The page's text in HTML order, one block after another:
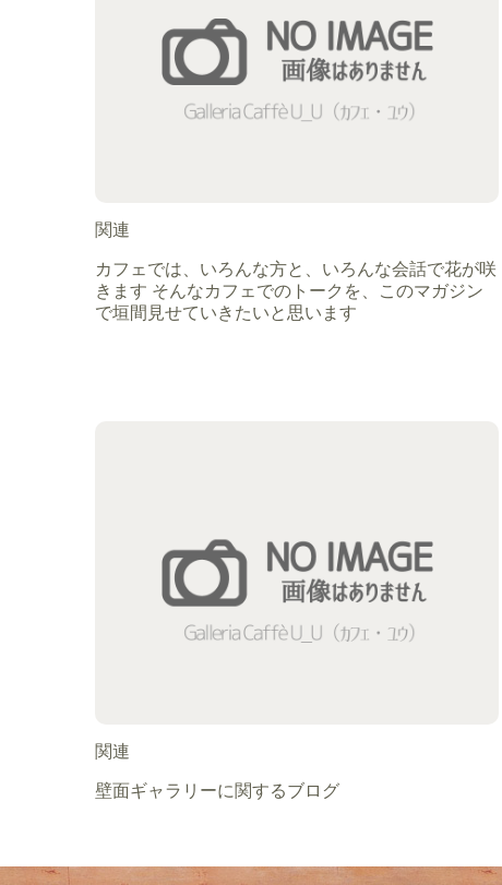
関連
カフェでは、いろんな方と、いろんな会話で花が咲
きます そんなカフェでのトークを、このマガジン
で垣間見せていきたいと思います
関連
壁面ギャラリーに関するブログ